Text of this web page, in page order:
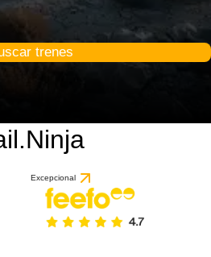
trenes
Excepcional